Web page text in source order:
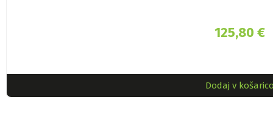
125,80 €
Dodaj v